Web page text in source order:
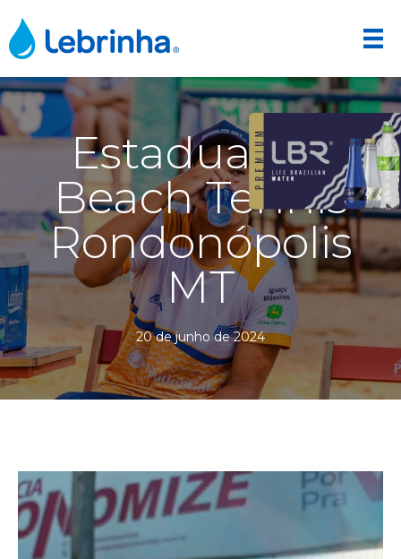
Estadual de
Beach Tennis
Rondonópolis
MT
20 de junho de 2024
Tocador
de
vídeo